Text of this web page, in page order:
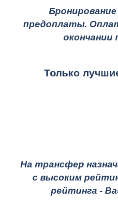
Бронирование
предоплаты.
окончании
Только
На трансфер
с высоким
рейтинга -